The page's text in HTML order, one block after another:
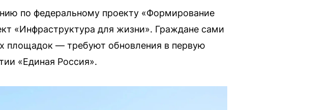
по федеральному проекту «Формирование
«Инфраструктура для жизни». Граждане сами
площадок — требуют обновления в первую
«Единая Россия».